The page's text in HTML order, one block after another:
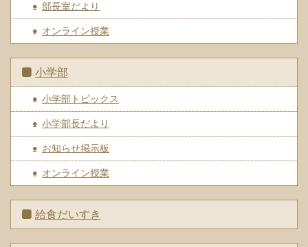
部長室だより
オンライン授業
小学部
小学部トピックス
小学部長だより
お知らせ掲示板
オンライン授業
給食だいすき